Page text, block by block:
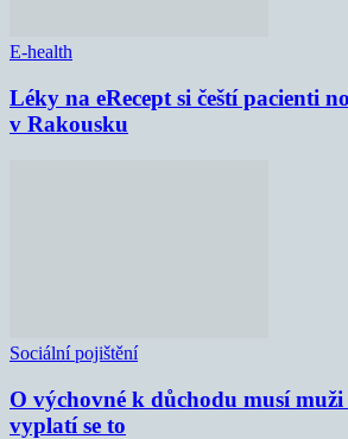
E-health
Léky na eRecept si čeští pacienti
v Rakousku
Sociální pojištění
O výchovné k důchodu musí
vyplatí se to